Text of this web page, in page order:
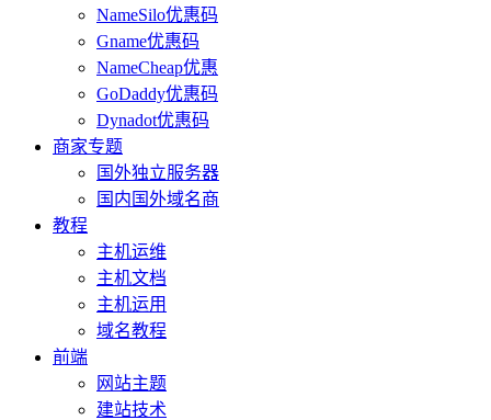
NameSilo优惠码
Gname优惠码
NameCheap优惠
GoDaddy优惠码
Dynadot优惠码
商家专题
国外独立服务器
国内国外域名商
教程
主机运维
主机文档
主机运用
域名教程
前端
网站主题
建站技术